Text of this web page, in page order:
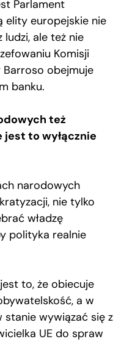
Parlament
elity europejskie nie
ale też nie
Komisji
Barroso obejmuje
banku.
też
jest to wyłącznie
narodowych
nie tylko
władzę
polityka realnie
to, że obiecuje
a w
wywiązać się z
UE do spraw